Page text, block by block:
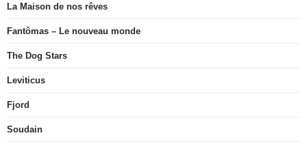
La Maison de nos rêves
Fantômas – Le nouveau monde
The Dog Stars
Leviticus
Fjord
Soudain